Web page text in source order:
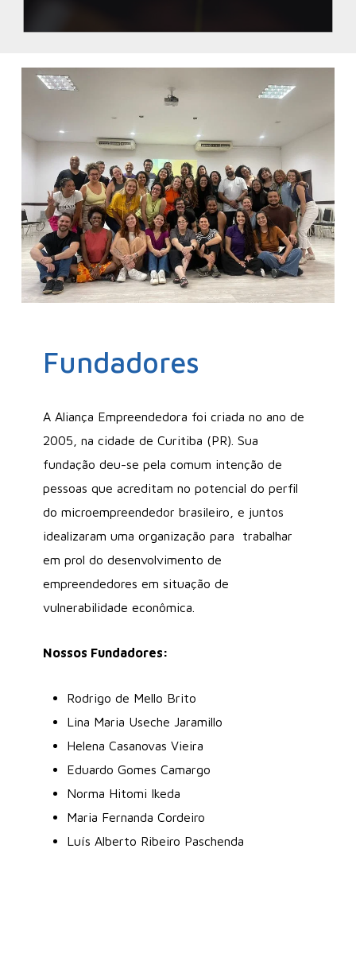
Fundadores
A Aliança Empreendedora foi criada no ano de
2005, na cidade de Curitiba (PR). Sua
fundação deu-se pela comum intenção de
pessoas que acreditam no potencial do perfil
do microempreendedor brasileiro, e juntos
idealizaram uma organização para trabalhar
em prol do desenvolvimento de
empreendedores em situação de
vulnerabilidade econômica.
Nossos Fundadores:
Rodrigo de Mello Brito
Lina Maria Useche Jaramillo
Helena Casanovas Vieira
Eduardo Gomes Camargo
Norma Hitomi Ikeda
Maria Fernanda Cordeiro
Luís Alberto Ribeiro Paschenda